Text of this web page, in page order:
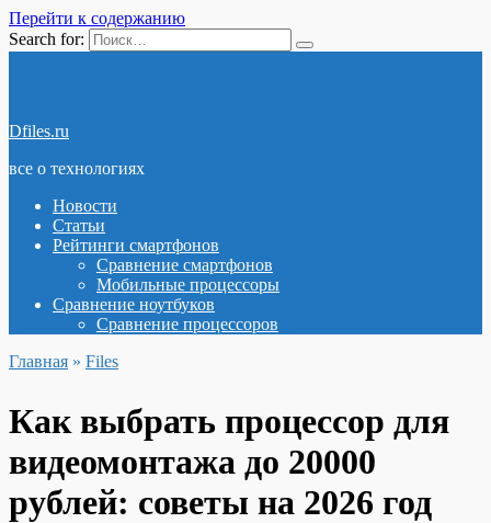
Перейти к содержанию
Search for:
Dfiles.ru
все о технологиях
Новости
Статьи
Рейтинги смартфонов
Сравнение смартфонов
Мобильные процессоры
Сравнение ноутбуков
Сравнение процессоров
Главная » Files
Как выбрать процессор для
видеомонтажа до 20000
рублей: советы на 2026 год